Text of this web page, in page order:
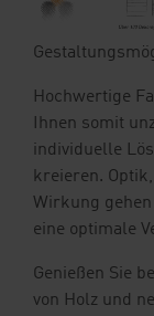
Hochwertige
Ihnen somit
individuelle
kreieren.
Wirkung
eine optimale
Genießen Sie
von Holz und